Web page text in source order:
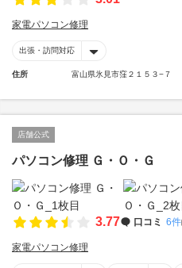
家電パソコン修理
出張・訪問対応
住所 富山県氷見市窪２１５３−７
店舗公式
パソコン修理 Ｇ・Ｏ・Ｇ
3.77 口コミ 6件
家電パソコン修理